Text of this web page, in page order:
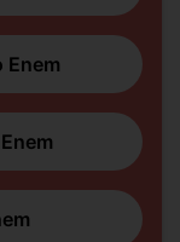
Enem